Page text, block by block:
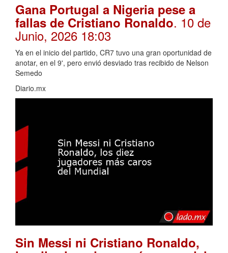
Gana Portugal a Nigeria pese a
fallas de Cristiano Ronaldo. 10 de
Junio, 2026 18:03
Ya en el inicio del partido, CR7 tuvo una gran oportunidad de
anotar, en el 9', pero envió desviado tras recibido de Nelson
Semedo
Diario.mx
Sin Messi ni Cristiano Ronaldo,